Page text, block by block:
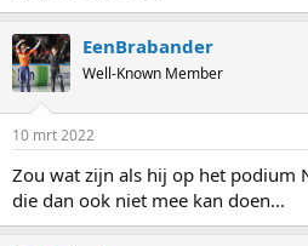
EenBrabander
Well-Known Member
10 mrt 2022
Zou wat zijn als hij op het podium
die dan ook niet mee kan doen...